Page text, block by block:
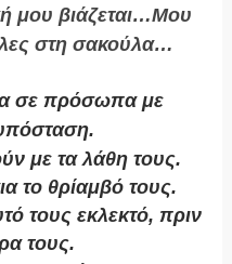
βιάζεται…Μου
στη σακούλα…
σε πρόσωπα με
με τα λάθη τους.
το θρίαμβό τους.
τους εκλεκτό, πριν
τους.